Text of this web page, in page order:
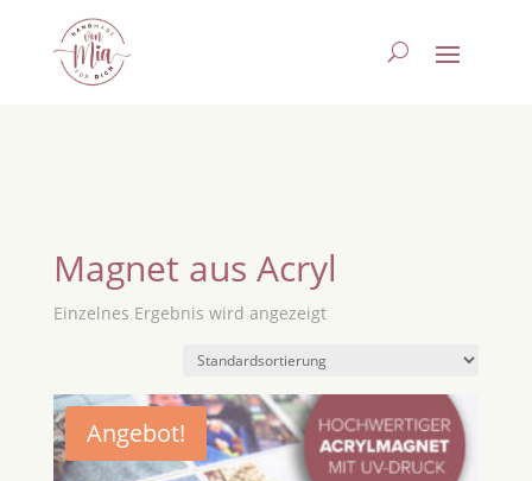
Magnet aus Acryl
Einzelnes Ergebnis wird angezeigt
Angebot!